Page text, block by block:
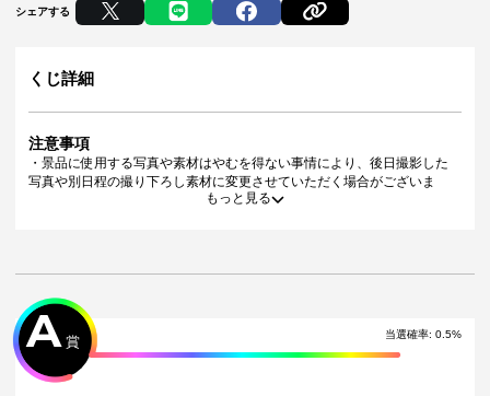
シェアする
くじ詳細
注意事項
・景品に使用する写真や素材はやむを得ない事情により、後日撮影した
写真や別日程の撮り下ろし素材に変更させていただく場合がございま
ます。
しかねます。
・景品の配送完了から1ヶ月経過後にお問合せいただいた景品の不備、未
到着に関する対応は原則いたしかねます。
・本サービスで獲得された景品をオークション等へ出品する行為、その
他営利目的での転売行為は禁止しております。
もっと見る
当選確率: 0.5%
A 賞